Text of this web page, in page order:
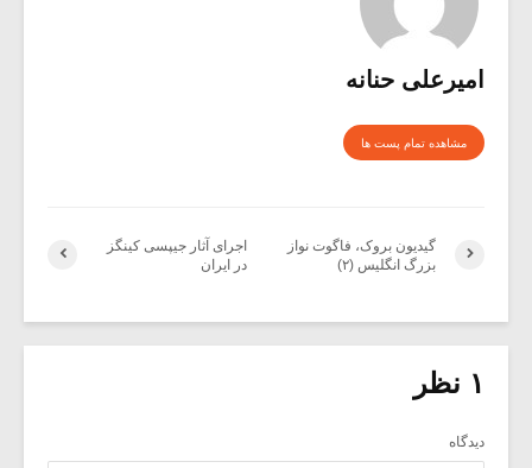
امیرعلی حنانه
مشاهده تمام پست ها
اجرای آثار جیپسی کینگز
در ایران
گیدیون بروک، فاگوت نواز
بزرگ انگلیس (۲)
۱ نظر
دیدگاه